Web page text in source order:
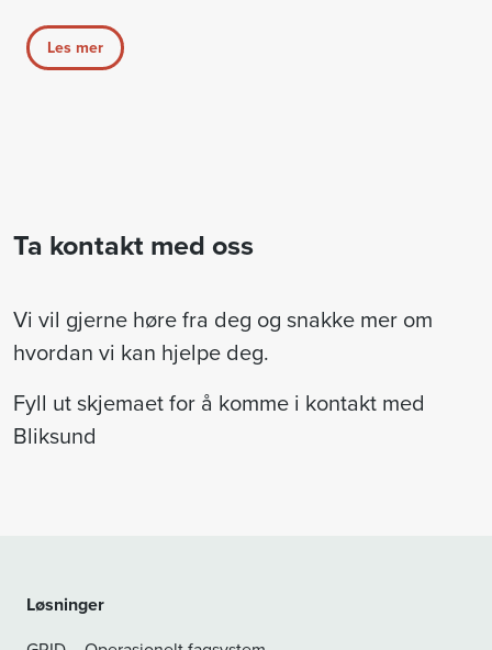
Les mer
Ta kontakt med oss
Vi vil gjerne høre fra deg og snakke mer om
hvordan vi kan hjelpe deg.
Fyll ut skjemaet for å komme i kontakt med
Bliksund
Løsninger